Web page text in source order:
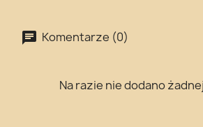
Komentarze (0)
Na razie nie dodano